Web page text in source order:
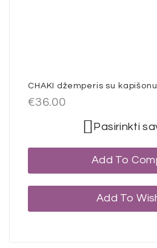
CHAKI džemperis su kapišonu
€36.00
Pasirinkti
Add To
Add To